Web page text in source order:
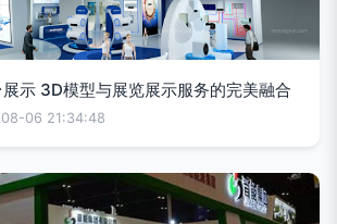
示 3D模型与展览展示服务的完美融合
06 21:34:48